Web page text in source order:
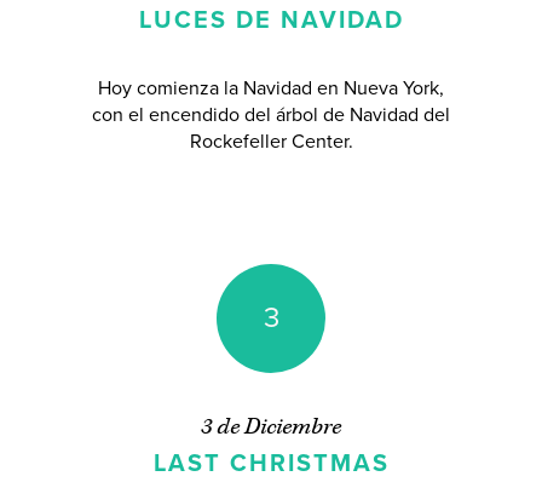
LUCES DE NAVIDAD
Hoy comienza la Navidad en Nueva York,
con el encendido del árbol de Navidad del
Rockefeller Center.
3
3 de Diciembre
LAST CHRISTMAS